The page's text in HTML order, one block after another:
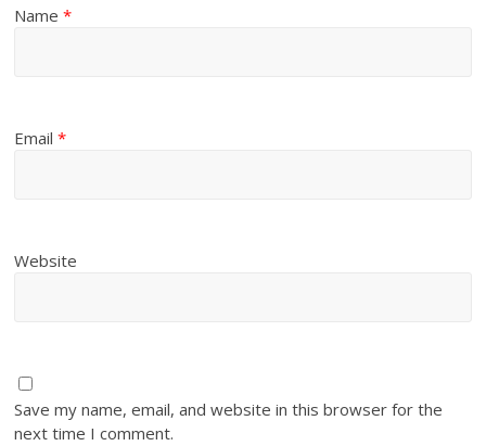
Name*
Email*
Website
Save my name, email, and website in this browser for the
next time I comment.